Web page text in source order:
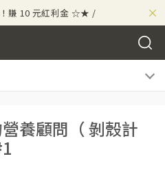
×
賺 10 元紅利金 ☆★ /
50 元紅利金
賺 10 元紅利金 ☆★ /
養顧問（ 剝殼計